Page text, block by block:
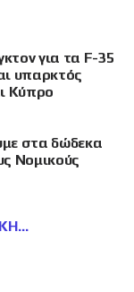
για τα F-35
υπαρκτός
Κύπρο
στα δώδεκα
Νομικούς